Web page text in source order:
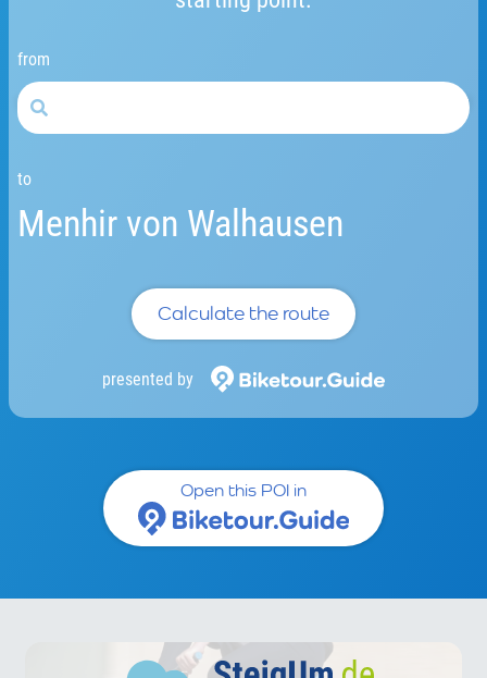
from
to
Menhir von Walhausen
Calculate the route
presented by
Open this POI in